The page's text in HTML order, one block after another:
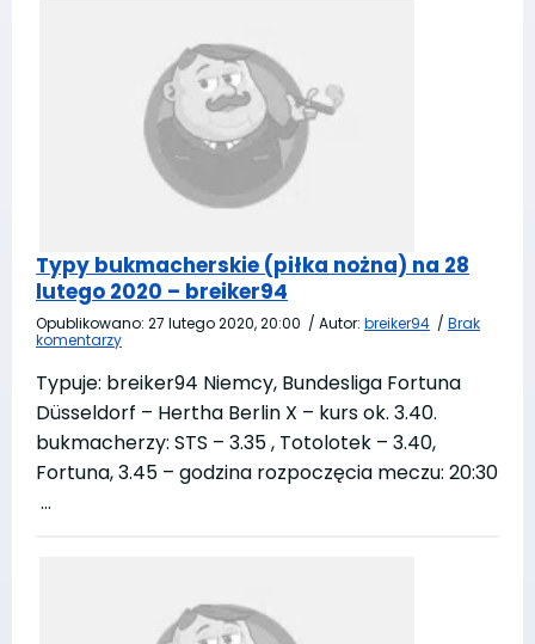
Typy bukmacherskie (piłka nożna) na 28
lutego 2020 – breiker94
Opublikowano: 27 lutego 2020, 20:00 / Autor: breiker94 / Brak
komentarzy
Typuje: breiker94 Niemcy, Bundesliga Fortuna
Düsseldorf – Hertha Berlin X – kurs ok. 3.40.
bukmacherzy: STS – 3.35 , Totolotek – 3.40,
Fortuna, 3.45 – godzina rozpoczęcia meczu: 20:30
…